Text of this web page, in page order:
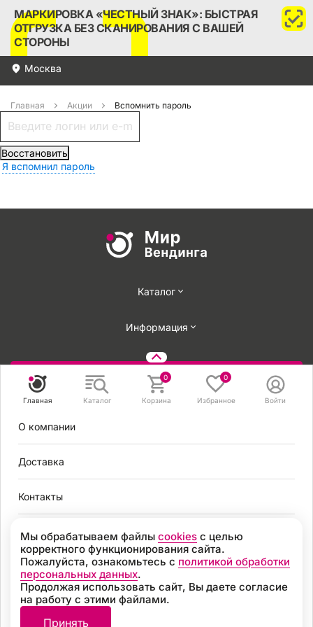
Главная Каталог
0
Корзина
0
Избранное Войти
О компании
Доставка
Контакты
Условия оплаты
Москва
8 495 131 56 78
8 800 301 56 78
МАРКИРОВКА «ЧЕСТНЫЙ ЗНАК»: БЫСТРАЯ
ОТГРУЗКА БЕЗ СКАНИРОВАНИЯ С ВАШЕЙ
СТОРОНЫ
Москва
Главная Акции Вспомнить пароль
Восстановить
Я вспомнил пароль
Мы обрабатываем файлы cookies с целью
корректного функционирования сайта.
Пожалуйста, ознакомьтесь с политикой обработки
персональных данных.
Продолжая использовать сайт, Вы даете согласие
на работу с этими файлами.
Принять
Каталог
Информация
Задать вопрос
Политика обработки персональных данных
Согласие на получение рекламных рассылок
Пользовательское соглашение
Политика обработки файлов cookie
Разработка
© 2026, «МИР ВЕНДИНГА» Все права защищены